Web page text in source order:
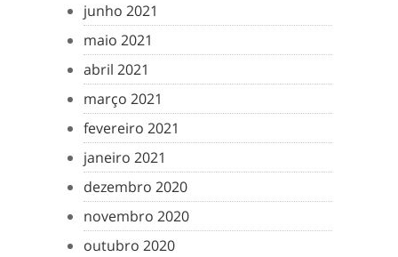
junho 2021
maio 2021
abril 2021
março 2021
fevereiro 2021
janeiro 2021
dezembro 2020
novembro 2020
outubro 2020